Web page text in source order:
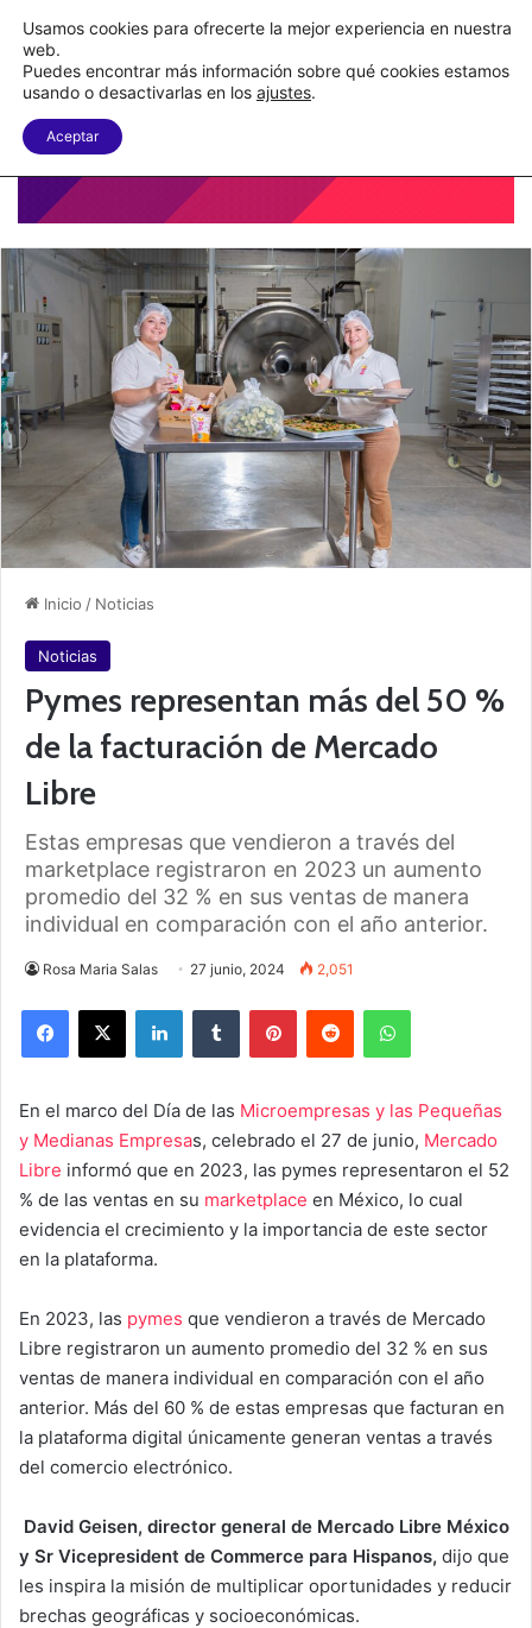
C&A México completa la implementación de su WMS en la nube
Menu
Inicio / Noticias
Noticias
Pymes representan más del 50 %
de la facturación de Mercado
Libre
Estas empresas que vendieron a través del
marketplace registraron en 2023 un aumento
promedio del 32 % en sus ventas de manera
individual en comparación con el año anterior.
Rosa Maria Salas 27 junio, 2024 2,051
En el marco del Día de las Microempresas y las Pequeñas
y Medianas Empresas, celebrado el 27 de junio, Mercado
Libre informó que en 2023, las pymes representaron el 52
% de las ventas en su marketplace en México, lo cual
evidencia el crecimiento y la importancia de este sector
en la plataforma.
En 2023, las pymes que vendieron a través de Mercado
Libre registraron un aumento promedio del 32 % en sus
ventas de manera individual en comparación con el año
anterior. Más del 60 % de estas empresas que facturan en
la plataforma digital únicamente generan ventas a través
del comercio electrónico.
David Geisen, director general de Mercado Libre México
y Sr Vicepresident de Commerce para Hispanos, dijo que
les inspira la misión de multiplicar oportunidades y reducir
brechas geográficas y socioeconómicas.
Usamos cookies para ofrecerte la mejor experiencia en nuestra
web.
Puedes encontrar más información sobre qué cookies estamos
usando o desactivarlas en los ajustes.
Aceptar